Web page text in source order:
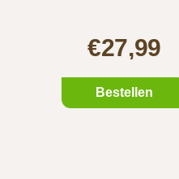
€27,99
Bestellen